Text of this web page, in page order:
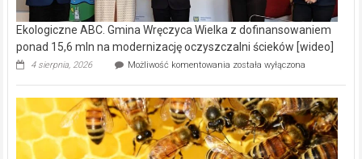
Ekologiczne ABC. Gmina Wręczyca Wielka z dofinansowaniem
ponad 15,6 mln na modernizację oczyszczalni ścieków [wideo]
4 sierpnia, 2026 Możliwość komentowania Ekologiczne
Wręczyca
Wielka
z
dofinansowaniem
ponad
została wyłączona